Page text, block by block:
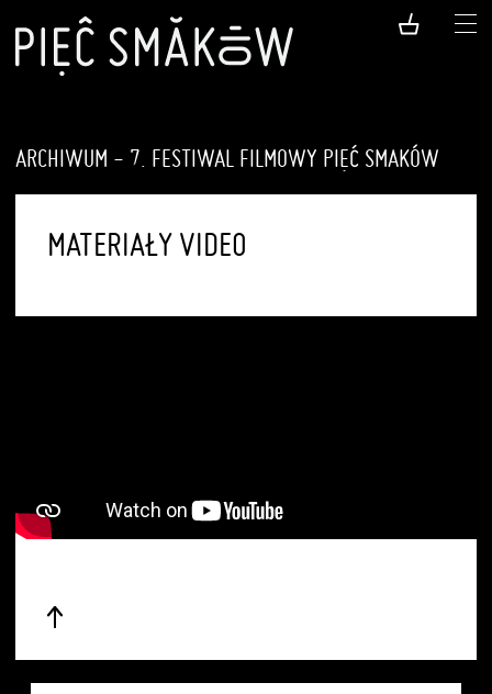
ARCHIWUM - 7. FESTIWAL FILMOWY PIĘĆ SMAKÓW
MATERIAŁY VIDEO